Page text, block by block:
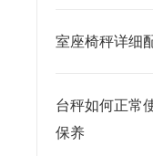
室座椅秤详细
台秤如何正常
保养